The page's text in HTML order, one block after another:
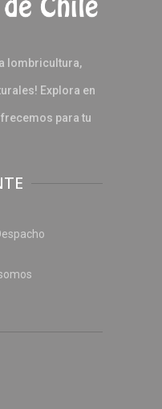
lombricultura,
Explora en
para tu